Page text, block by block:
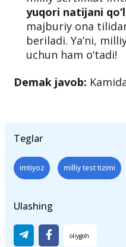
Agar ona tilidan
talik testga)
milliy sertifikat
yuqori natijani
beriladi. Ya’ni,
Teglar
imtiyoz